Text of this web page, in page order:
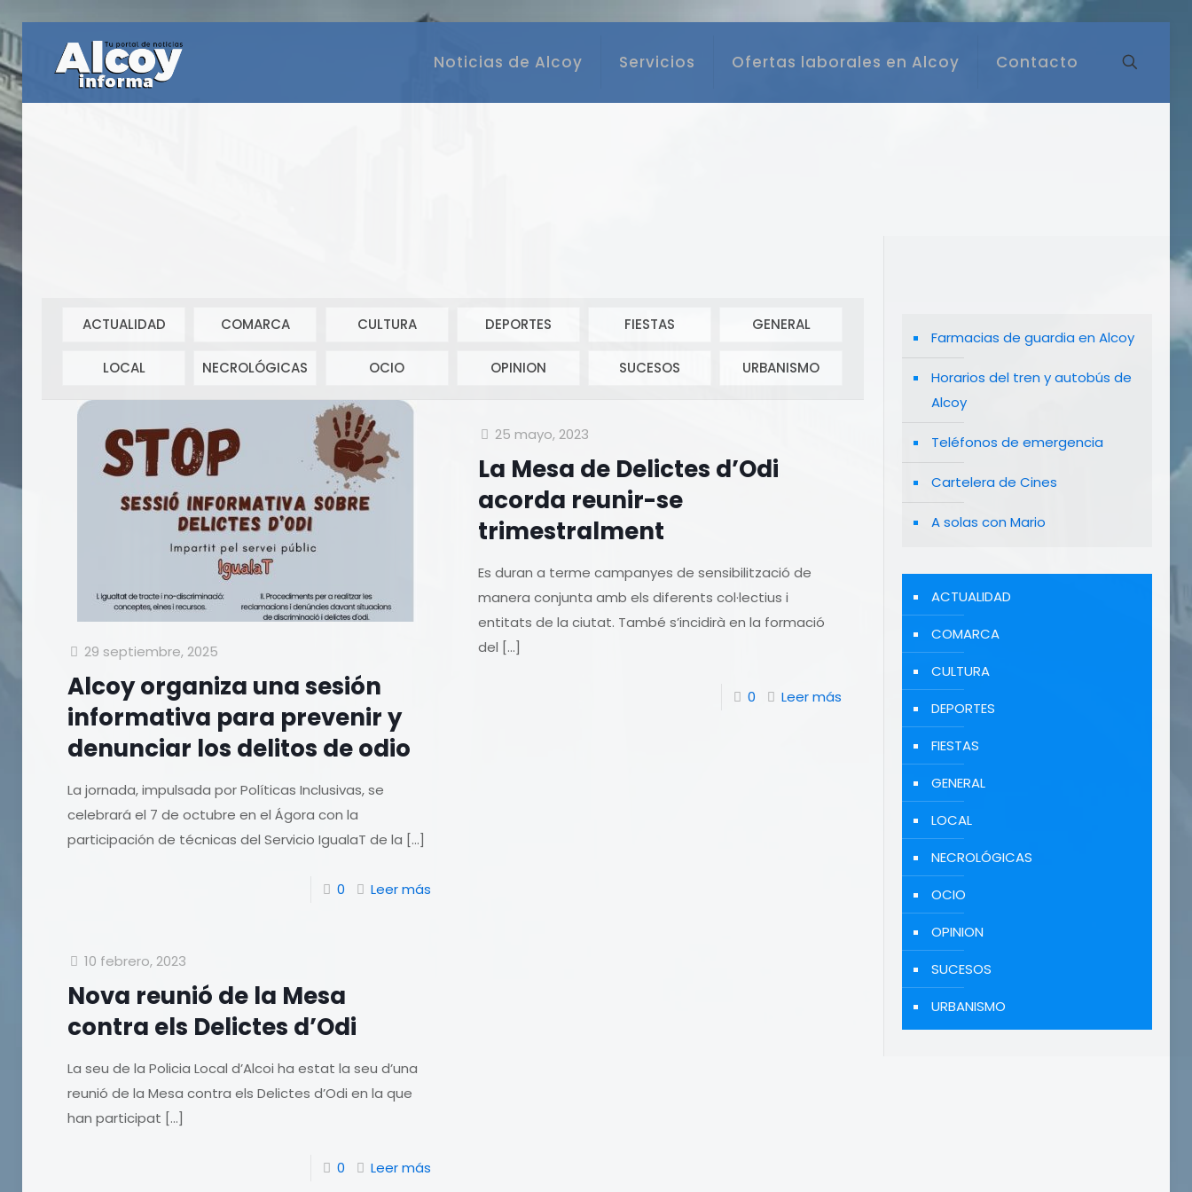
Noticias de Alcoy Servicios Ofertas laborales en Alcoy Contacto
ACTUALIDAD COMARCA CULTURA DEPORTES FIESTAS GENERAL
LOCAL NECROLÓGICAS OCIO OPINION SUCESOS URBANISMO
29 septiembre, 2025
Alcoy organiza una sesión
informativa para prevenir y
denunciar los delitos de odio
La jornada, impulsada por Políticas Inclusivas, se
celebrará el 7 de octubre en el Ágora con la
participación de técnicas del Servicio IgualaT de la […]
0 Leer más
25 mayo, 2023
La Mesa de Delictes d’Odi
acorda reunir-se
trimestralment
Es duran a terme campanyes de sensibilització de
manera conjunta amb els diferents col·lectius i
entitats de la ciutat. També s’incidirà en la formació
del […]
0 Leer más
10 febrero, 2023
Nova reunió de la Mesa
contra els Delictes d’Odi
La seu de la Policia Local d’Alcoi ha estat la seu d’una
reunió de la Mesa contra els Delictes d’Odi en la que
han participat […]
0 Leer más
Farmacias de guardia en Alcoy
Horarios del tren y autobús de
Alcoy
Teléfonos de emergencia
Cartelera de Cines
A solas con Mario
ACTUALIDAD
COMARCA
CULTURA
DEPORTES
FIESTAS
GENERAL
LOCAL
NECROLÓGICAS
OCIO
OPINION
SUCESOS
URBANISMO